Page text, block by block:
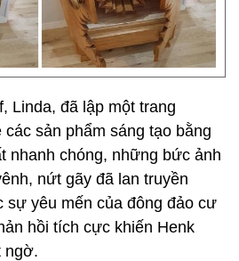
Linda, đã lập một trang
sản phẩm sáng tạo bằng
nhanh chóng, những bức ảnh
nứt gãy đã lan truyền
sự yêu mến của đông đảo cư
hồi tích cực khiến Henk
ngờ.